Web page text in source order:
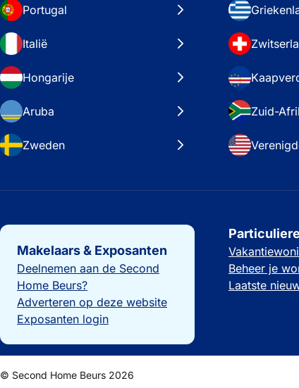
Portugal
Italië
Hongarije
Aruba Zuid-
Zweden
Belangrijke links
Makelaars & Exposanten
Deelnemen aan de Second
Home Beurs?
Adverteren op deze website
Exposanten login
Beheer je
Laatste
© Second Home Beurs 2026